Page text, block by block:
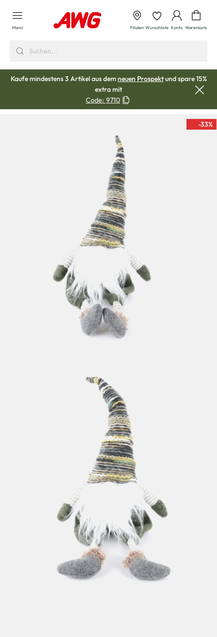
springen
Menü Filialen Wunschliste Konto Warenkorb
Kaufe mindestens 3 Artikel aus demneuen Prospektund spare 15%
extra mit
Code: 9710
-33%